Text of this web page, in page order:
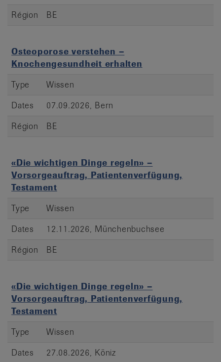
Région
BE
Osteoporose verstehen –
Knochengesundheit erhalten
Type
Wissen
Dates
07.09.2026, Bern
Région
BE
«Die wichtigen Dinge regeln» –
Vorsorgeauftrag, Patientenverfügung,
Testament
Type
Wissen
Dates
12.11.2026, Münchenbuchsee
Région
BE
«Die wichtigen Dinge regeln» –
Vorsorgeauftrag, Patientenverfügung,
Testament
Type
Wissen
Dates
27.08.2026, Köniz